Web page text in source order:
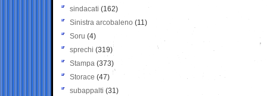
sindacati (162)
Sinistra arcobaleno (11)
Soru (4)
sprechi (319)
Stampa (373)
Storace (47)
subappalti (31)